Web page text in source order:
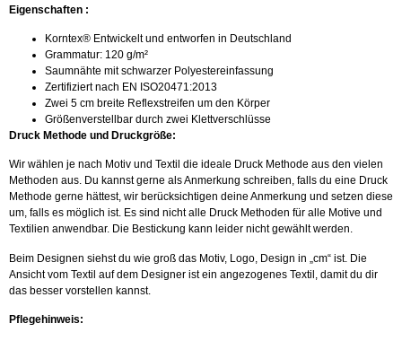
Eigenschaften :
Korntex® Entwickelt und entworfen in Deutschland
Grammatur: 120 g/m²
Saumnähte mit schwarzer Polyestereinfassung
Zertifiziert nach EN ISO20471:2013
Zwei 5 cm breite Reflexstreifen um den Körper
Größenverstellbar durch zwei Klettverschlüsse
Druck Methode und Druckgröße:
Wir wählen je nach Motiv und Textil die ideale Druck Methode aus den vielen
Methoden aus. Du kannst gerne als Anmerkung schreiben, falls du eine Druck
Methode gerne hättest, wir berücksichtigen deine Anmerkung und setzen diese
um, falls es möglich ist. Es sind nicht alle Druck Methoden für alle Motive und
Textilien anwendbar. Die Bestickung kann leider nicht gewählt werden.
Beim Designen siehst du wie groß das Motiv, Logo, Design in „cm“ ist. Die
Ansicht vom Textil auf dem Designer ist ein angezogenes Textil, damit du dir
das besser vorstellen kannst.
Pflegehinweis: